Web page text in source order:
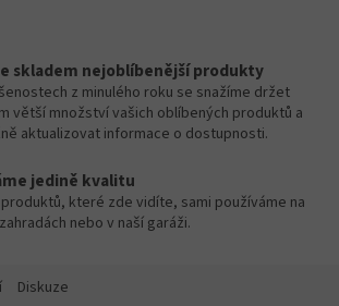
skladem nejoblíbenější produkty
z minulého roku se snažíme držet
větší množství vašich oblíbených produktů a
aktualizovat informace o dostupnosti.
jedině kvalitu
které zde vidíte, sami používáme na
nebo v naší garáži.
Diskuze